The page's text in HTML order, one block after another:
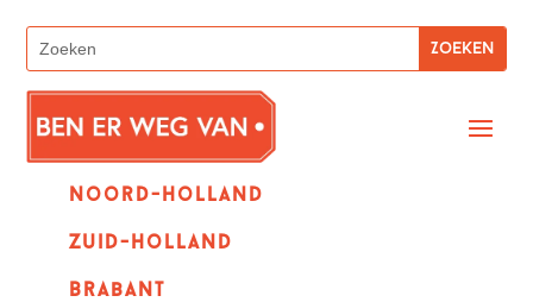
Noord-holland
zuid-holland
Brabant